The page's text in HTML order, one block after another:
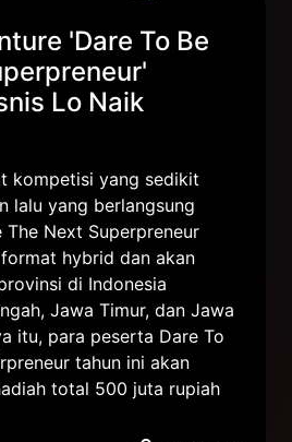
'Dare To Be
Lo Naik
kompetisi yang sedikit
lalu yang berlangsung
The Next Superpreneur
hybrid dan akan
di Indonesia
Jawa Timur, dan Jawa
itu, para peserta Dare To
tahun ini akan
total 500 juta rupiah